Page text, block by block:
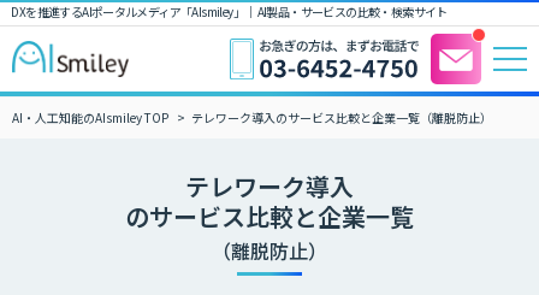
DXを推進するAIポータルメディア「AIsmiley」｜ AI製品・サービスの比較・検索サイト
AI・人工知能のAIsmiley TOP テレワーク導入のサービス比較と企業一覧（離脱防止）
テレワーク導入
のサービス比較と企業一覧
（離脱防止）